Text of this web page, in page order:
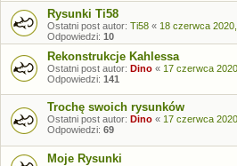
Rysunki Ti58
Ostatni post autor: Ti58 « 18 czerwca
Odpowiedzi: 10
Rekonstrukcje Kahlessa
Ostatni post autor: Dino « 17 czerwca
Odpowiedzi: 141
Trochę swoich rysunków
Ostatni post autor: Dino « 17 czerwca
Odpowiedzi: 69
Moje Rysunki